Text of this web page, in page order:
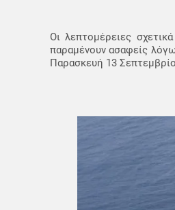
Οι λεπτομέρειες
παραμένουν ασαφείς
Παρασκευή 13